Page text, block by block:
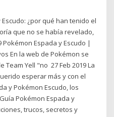
¿por qué han tenido el
que no se había revelado,
Pokémon Espada y Escudo |
En la web de Pokémon se
Yell "no 27 Feb 2019 La
esperar más y con el
y Pokémon Escudo, los
Pokémon Espada y
trucos, secretos y